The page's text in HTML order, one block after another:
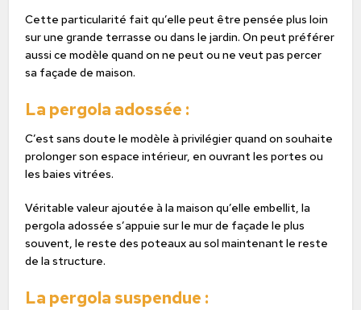
Cette particularité fait qu’elle peut être pensée plus loin
sur une grande terrasse ou dans le jardin. On peut préférer
aussi ce modèle quand on ne peut ou ne veut pas percer
sa façade de maison.
La pergola adossée :
C’est sans doute le modèle à privilégier quand on souhaite
prolonger son espace intérieur, en ouvrant les portes ou
les baies vitrées.
Véritable valeur ajoutée à la maison qu’elle embellit, la
pergola adossée s’appuie sur le mur de façade le plus
souvent, le reste des poteaux au sol maintenant le reste
de la structure.
La pergola suspendue :